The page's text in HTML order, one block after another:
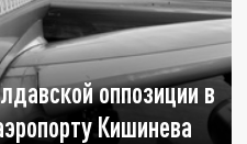
оппозиции в
Кишинева